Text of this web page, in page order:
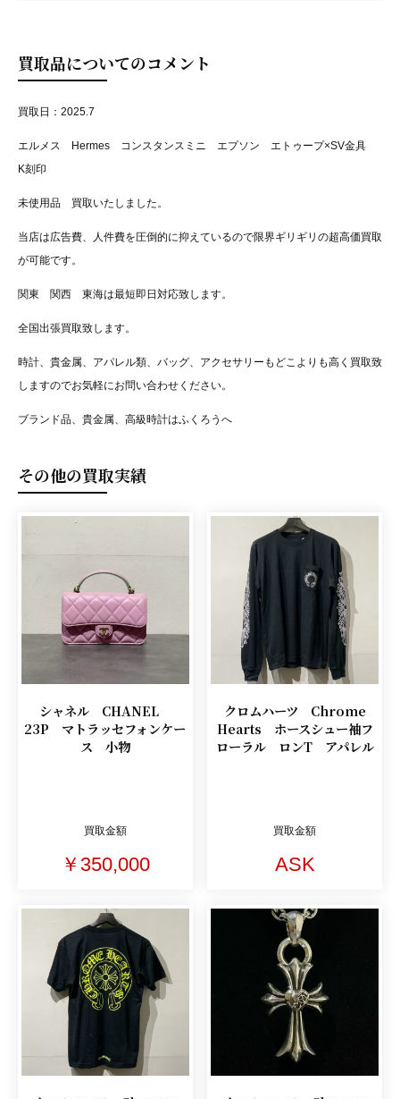
買取品についてのコメント
買取日：2025.7
エルメス Hermes コンスタンスミニ エプソン エトゥープ×SV金具
K刻印
未使用品 買取いたしました。
当店は広告費、人件費を圧倒的に抑えているので限界ギリギリの超高価買取
が可能です。
関東 関西 東海は最短即日対応致します。
全国出張買取致します。
時計、貴金属、アパレル類、バッグ、アクセサリーもどこよりも高く買取致
しますのでお気軽にお問い合わせください。
ブランド品、貴金属、高級時計はふくろうへ
その他の買取実績
シャネル CHANEL
23P マトラッセフォンケー
ス 小物
買取金額
￥350,000
クロムハーツ Chrome
Hearts ホースシュー袖フ
ローラル ロンT アパレル
買取金額
ASK